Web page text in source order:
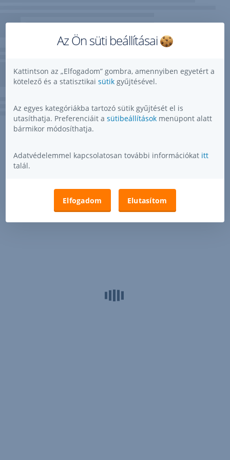
Az Ön süti beállításai
Kattintson az „Elfogadom” gombra, amennyiben egyetért a
kötelező és a statisztikai sütik gyűjtésével.
Az egyes kategóriákba tartozó sütik gyűjtését el is
utasíthatja. Preferenciáit a sütibeállítások menüpont alatt
bármikor módosíthatja.
Adatvédelemmel kapcsolatosan további információkat itt
talál.
Elfogadom Elutasítom